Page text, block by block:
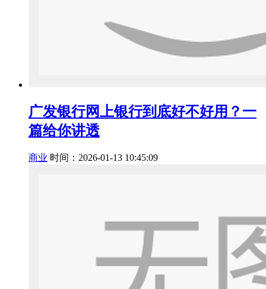
广发银行网上银行到底好不好用？一
篇给你讲透
商业 时间：2026-01-13 10:45:09